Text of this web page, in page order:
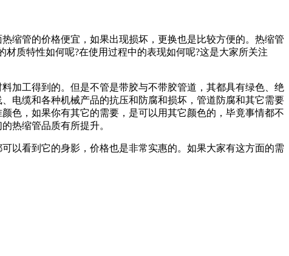
管的价格便宜，如果出现损坏，更换也是比较方便的。热缩管
质特性如何呢?在使用过程中的表现如何呢?这是大家所关注
工得到的。但是不管是带胶与不带胶管道，其都具有绿色、绝
电缆和各种机械产品的抗压和防腐和损坏，管道防腐和其它需要
色，如果你有其它的需要，是可以用其它颜色的，毕竟事情都不
热缩管品质有所提升。
看到它的身影，价格也是非常实惠的。如果大家有这方面的需